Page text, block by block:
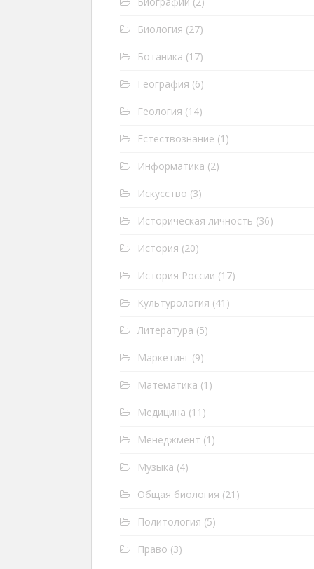
Биология (27)
Ботаника (17)
География (6)
Геология (14)
Естествознание (1)
Информатика (2)
Искусство (3)
Историческая личность (36)
История (20)
История России (17)
Культурология (41)
Литература (5)
Маркетинг (9)
Математика (1)
Медицина (11)
Менеджмент (1)
Музыка (4)
Общая биология (21)
Политология (5)
Право (3)